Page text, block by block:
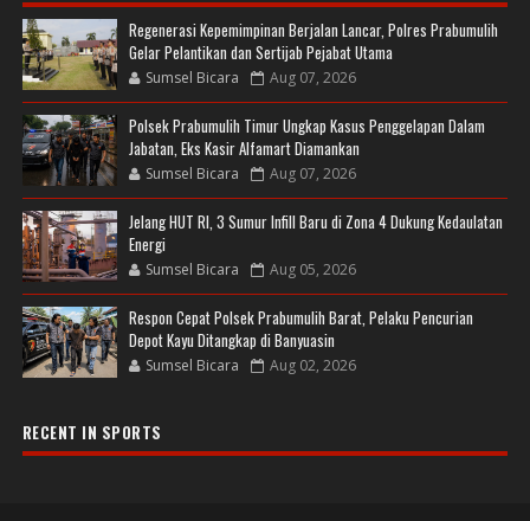
Regenerasi Kepemimpinan Berjalan Lancar, Polres Prabumulih
Gelar Pelantikan dan Sertijab Pejabat Utama
Sumsel Bicara Aug 07, 2026
Polsek Prabumulih Timur Ungkap Kasus Penggelapan Dalam
Jabatan, Eks Kasir Alfamart Diamankan
Sumsel Bicara Aug 07, 2026
Jelang HUT RI, 3 Sumur Infill Baru di Zona 4 Dukung Kedaulatan
Energi
Sumsel Bicara Aug 05, 2026
Respon Cepat Polsek Prabumulih Barat, Pelaku Pencurian
Depot Kayu Ditangkap di Banyuasin
Sumsel Bicara Aug 02, 2026
RECENT IN SPORTS